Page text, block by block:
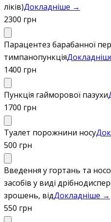
ліків)Докладніше →
2300 грн
Парацентез барабанної
тимпанопункція
1400 грн
Пункція гайморової пазухи
1700 грн
Туалет порожнини носу
500 грн
Введення у гортань та
засобів у виді
зрошень, відДокладніше →
550 грн